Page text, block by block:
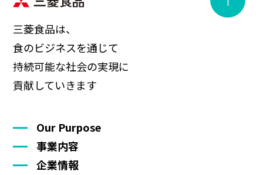
三菱食品は、
食のビジネスを通じて
持続可能な社会の実現に
貢献していきます
Our Purpose
事業内容
企業情報